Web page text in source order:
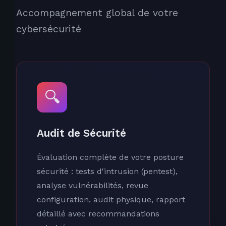
Accompagnement global de votre
cybersécurité
🔍
Audit de Sécurité
Évaluation complète de votre posture
sécurité : tests d'intrusion (pentest),
analyse vulnérabilités, revue
configuration, audit physique, rapport
détaillé avec recommandations